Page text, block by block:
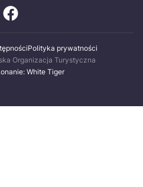
Polityka prywatności
Organizacja Turystyczna
White Tiger